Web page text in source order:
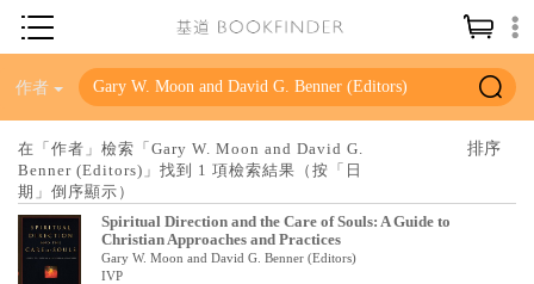
神學／教義
聖經
信仰入門
教會歷史
作者
在「作者」檢索「Gary W. Moon and David G.
Benner (Editors)」找到 1 項檢索結果（按「日
期」倒序顯示）
Spiritual Direction and the Care of Souls: A Guide to
Christian Approaches and Practices
Gary W. Moon and David G. Benner (Editors)
IVP